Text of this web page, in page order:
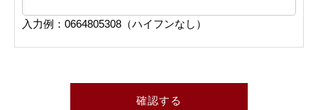
入力例：0664805308（ハイフンなし）
確認する